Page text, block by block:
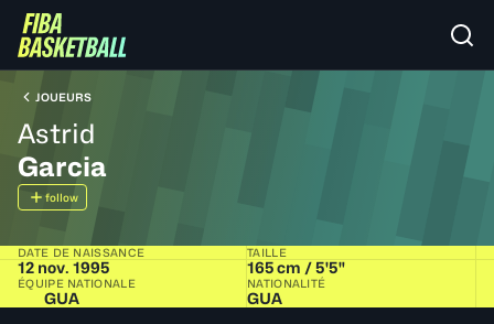
JOUEURS
Astrid
Garcia
follow
DATE DE NAISSANCE
12 nov. 1995
TAILLE
165 cm / 5'5"
ÉQUIPE NATIONALE
GUA
NATIONALITÉ
GUA